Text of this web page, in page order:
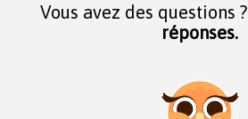
Vous avez des questions ?
réponses.